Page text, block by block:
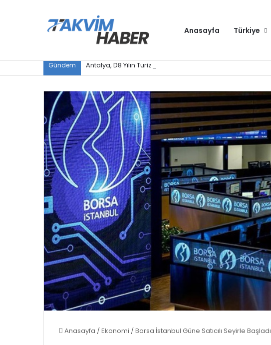
Anasayfa Türkiye
Gündem Antalya, D8 Yılın Turizm Şehri seçildi
Anasayfa /Ekonomi /Borsa İstanbul Güne Satıcılı Seyirle Başladı